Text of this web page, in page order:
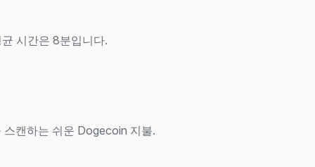
시간은 8분입니다.
캔하는 쉬운 Dogecoin 지불.